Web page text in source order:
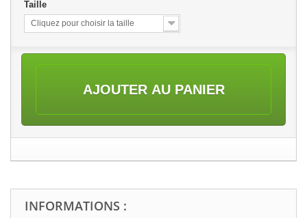
Taille
Cliquez pour choisir la taille
AJOUTER AU PANIER
INFORMATIONS :